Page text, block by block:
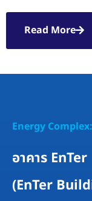
Read More
Energy
อาคาร EnTer
(EnTer